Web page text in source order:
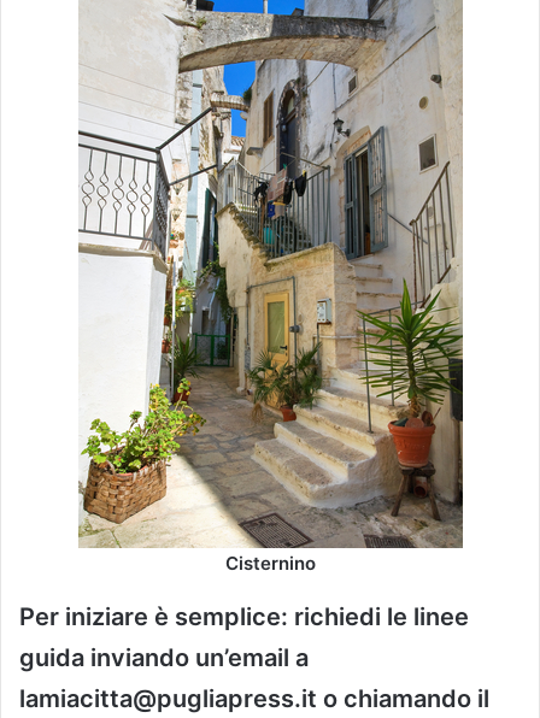
Cisternino
Per iniziare è semplice: richiedi le linee
guida inviando un’email a
lamiacitta@pugliapress.it o chiamando il